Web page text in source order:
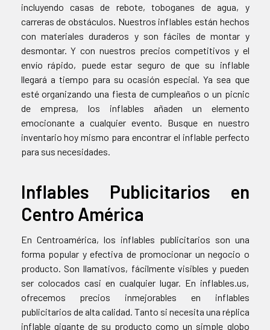
incluyendo casas de rebote, toboganes de agua, y
carreras de obstáculos. Nuestros inflables están hechos
con materiales duraderos y son fáciles de montar y
desmontar. Y con nuestros precios competitivos y el
envío rápido, puede estar seguro de que su inflable
llegará a tiempo para su ocasión especial. Ya sea que
esté organizando una fiesta de cumpleaños o un picnic
de empresa, los inflables añaden un elemento
emocionante a cualquier evento. Busque en nuestro
inventario hoy mismo para encontrar el inflable perfecto
para sus necesidades.
Inflables Publicitarios en
Centro América
En Centroamérica, los inflables publicitarios son una
forma popular y efectiva de promocionar un negocio o
producto. Son llamativos, fácilmente visibles y pueden
ser colocados casi en cualquier lugar. En inflables.us,
ofrecemos precios inmejorables en inflables
publicitarios de alta calidad. Tanto si necesita una réplica
inflable gigante de su producto como un simple globo